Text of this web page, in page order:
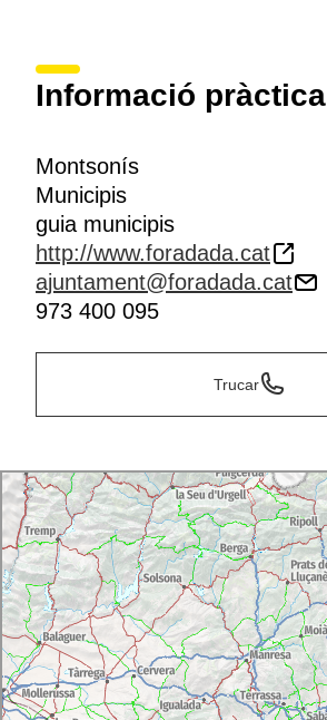
Informació pràctica
Montsonís
Municipis
guia municipis
http://www.foradada.cat
ajuntament@foradada.cat
973 400 095
Trucar